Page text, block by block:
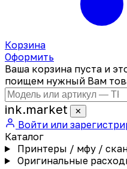
Корзина
Оформить
Ваша корзина пуста и
поищем нужный Вам
ink.market ✕
Войти или
Каталог
Принтеры / мфу /
Оригинальные